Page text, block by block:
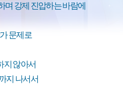
며 강제 진압하는 바람에
문제로
지 않아서
지 나서서